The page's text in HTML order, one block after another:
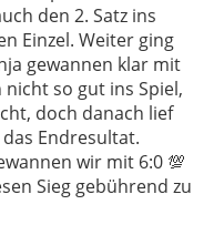
den 2. Satz ins
Einzel. Weiter ging
gewannen klar mit
nicht so gut ins Spiel,
doch danach lief
Endresultat.
wir mit 6:0 💯
Sieg gebührend zu